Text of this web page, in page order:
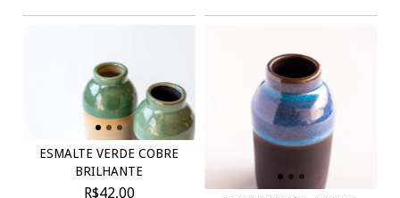
ESMALTE VERDE COBRE
BRILHANTE
R$42,00